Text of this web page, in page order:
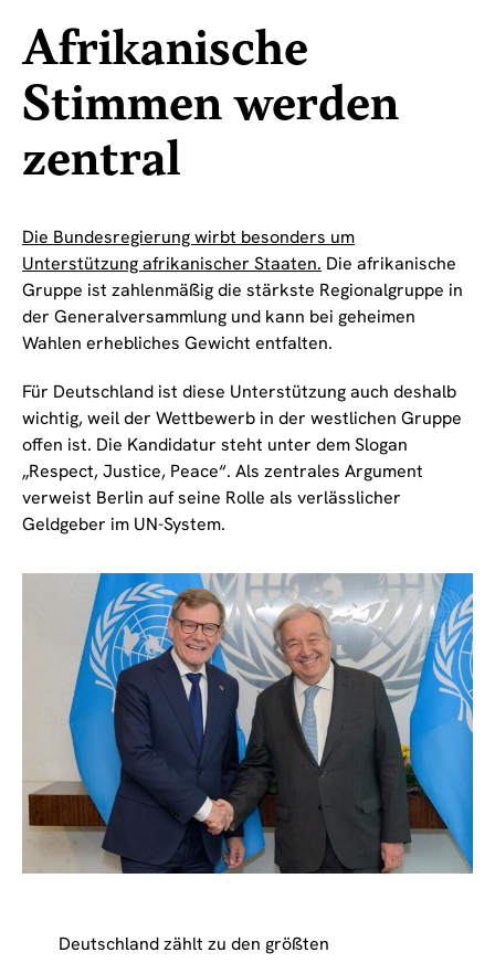
Afrikanische
Stimmen werden
zentral
Die Bundesregierung wirbt besonders um
Unterstützung afrikanischer Staaten. Die afrikanische
Gruppe ist zahlenmäßig die stärkste Regionalgruppe in
der Generalversammlung und kann bei geheimen
Wahlen erhebliches Gewicht entfalten.
Für Deutschland ist diese Unterstützung auch deshalb
wichtig, weil der Wettbewerb in der westlichen Gruppe
offen ist. Die Kandidatur steht unter dem Slogan
„Respect, Justice, Peace“. Als zentrales Argument
verweist Berlin auf seine Rolle als verlässlicher
Geldgeber im UN-System.
Deutschland zählt zu den größten